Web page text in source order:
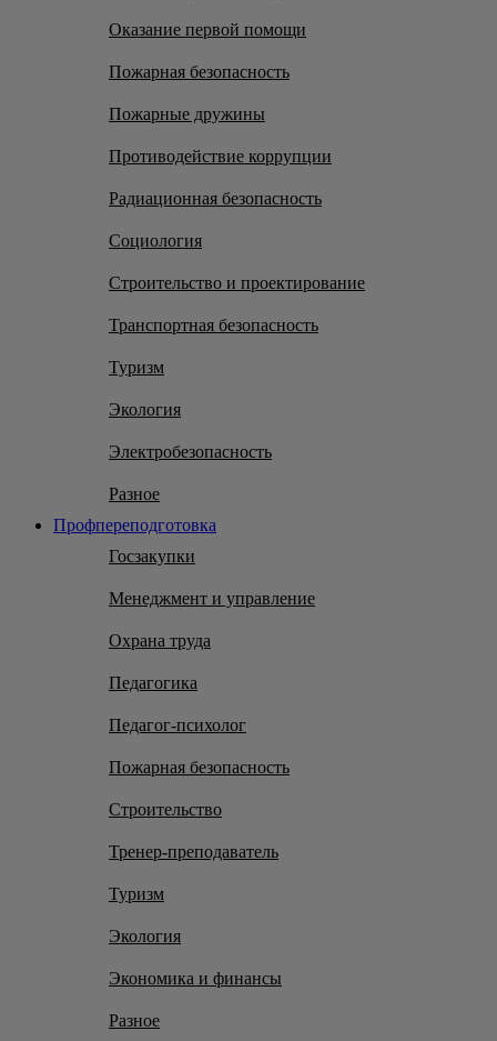
Оказание первой помощи
Пожарная безопасность
Пожарные дружины
Противодействие коррупции
Радиационная безопасность
Социология
Строительство и проектирование
Транспортная безопасность
Туризм
Экология
Электробезопасность
Разное
Профпереподготовка
Госзакупки
Менеджмент и управление
Охрана труда
Педагогика
Педагог-психолог
Пожарная безопасность
Строительство
Тренер-преподаватель
Туризм
Экология
Экономика и финансы
Разное